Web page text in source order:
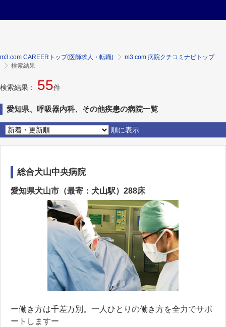
m3.com CAREERトップ(医師求人・転職)
m3.com 病院クチコミナビトップ
検索結果
検索結果： 55件
愛知県、呼吸器内科、その他疾患の病院一覧
順に表示
総合犬山中央病院
愛知県犬山市（最寄：犬山駅）288床
ー働き方は千差万別。一人ひとりの働き方を全力でサポ
ートしますー